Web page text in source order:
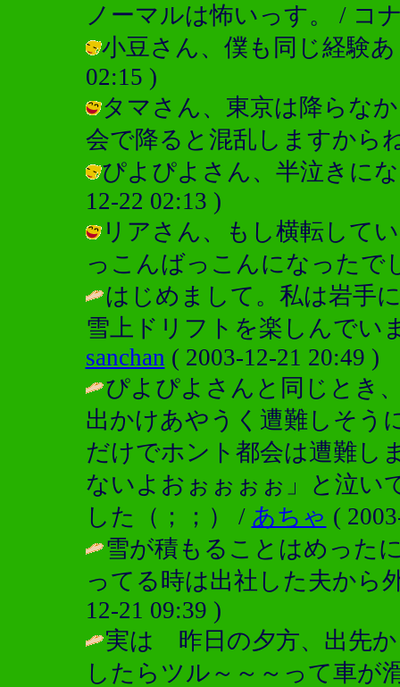
ノーマルは怖いっす。 / コ
小豆さん、僕も同じ経験
02:15 )
タマさん、東京は降らな
会で降ると混乱しますから
ぴよぴよさん、半泣きに
12-22 02:13 )
リアさん、もし横転して
っこんばっこんになったで
はじめまして。私は岩手
雪上ドリフトを楽しんでい
sanchan ( 2003-12-21 20:49 )
ぴよぴよさんと同じとき
出かけあやうく遭難しそう
だけでホント都会は遭難し
ないよおぉぉぉぉ」と泣い
した（；；） / あちゃ (
雪が積もることはめった
ってる時は出社した夫から
12-21 09:39 )
実は 昨日の夕方、出先
したらツル～～～って車